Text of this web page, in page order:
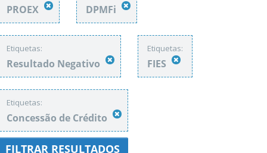
PROEX DPMFi
Etiquetas:
Resultado Negativo
Etiquetas:
FIES
Etiquetas:
Concessão de Crédito
FILTRAR RESULTADOS